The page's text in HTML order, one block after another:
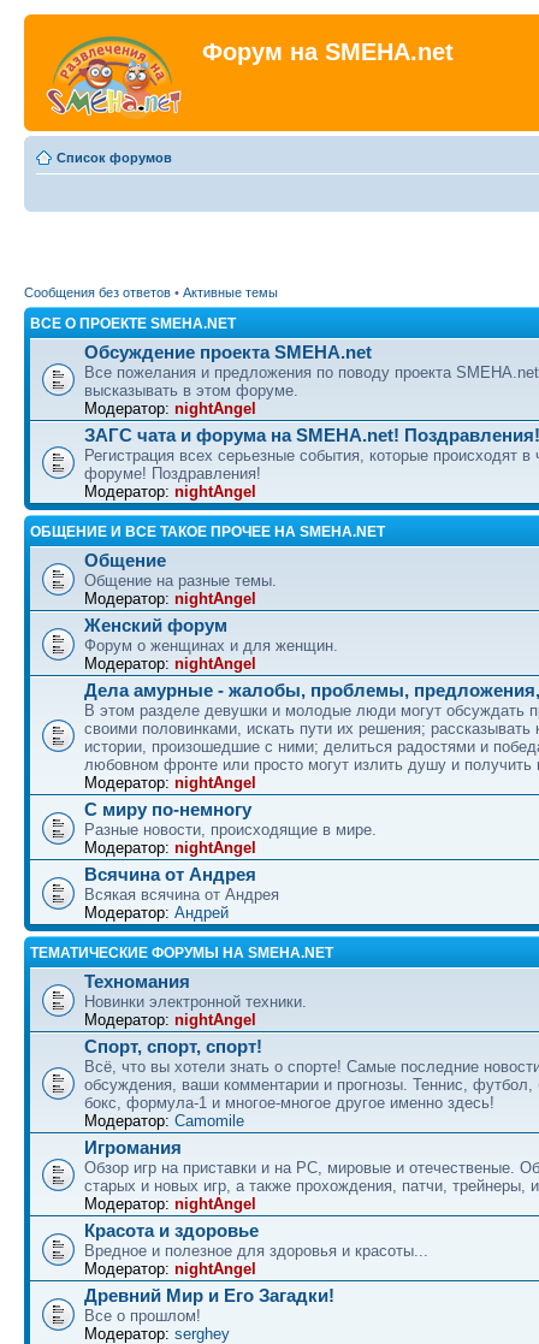
Форум на SMEHA.net
Список форумов
Сообщения без ответов • Активные темы
ВСЕ О ПРОЕКТЕ SMEHA.NET
Обсуждение проекта SMEHA.net
Все пожелания и предложения по поводу проекта
высказывать в этом форуме.
Модератор: nightAngel
ЗАГС чата и форума на SMEHA.net! Поздравления!
Регистрация всех серьезные события, которые происходят в
форуме! Поздравления!
Модератор: nightAngel
ОБЩЕНИЕ И ВСЕ ТАКОЕ ПРОЧЕЕ НА SMEHA.NET
Общение
Общение на разные темы.
Модератор: nightAngel
Женский форум
Форум о женщинах и для женщин.
Модератор: nightAngel
Дела амурные - жалобы, проблемы,
В этом разделе девушки и молодые люди могут обсуждать
своими половинками, искать пути их решения; рассказывать
истории, произошедшие с ними; делиться радостями и
любовном фронте или просто могут излить душу и получить
Модератор: nightAngel
С миру по-немногу
Разные новости, происходящие в мире.
Модератор: nightAngel
Всячина от Андрея
Всякая всячина от Андрея
Модератор: Андрей
ТЕМАТИЧЕСКИЕ ФОРУМЫ НА SMEHA.NET
Техномания
Новинки электронной техники.
Модератор: nightAngel
Спорт, спорт, спорт!
Всё, что вы хотели знать о спорте! Самые последние
обсуждения, ваши комментарии и прогнозы. Теннис, футбол,
бокс, формула-1 и многое-многое другое именно здесь!
Модератор: Camomile
Игромания
Обзор игр на приставки и на PC, мировые и отечественые.
старых и новых игр, а также прохождения, патчи, трейнеры,
Модератор: nightAngel
Красота и здоровье
Вредное и полезное для здоровья и красоты...
Модератор: nightAngel
Древний Мир и Его Загадки!
Все о прошлом!
Модератор: serghey